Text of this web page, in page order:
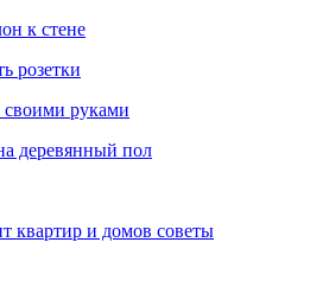
к стене
розетки
руками
деревянный пол
квартир и домов советы